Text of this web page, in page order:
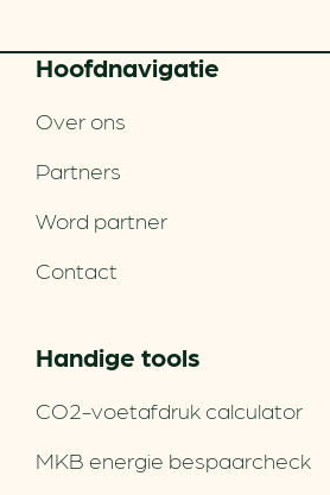
Hoofd­navigatie
Over ons
Partners
Word partner
Contact
Handige tools
CO2-voetafdruk calculator
MKB energie bespaarcheck